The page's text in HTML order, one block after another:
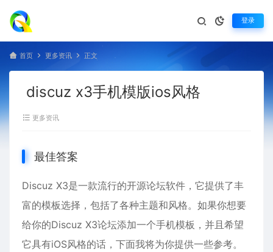
登录
首页 更多资讯 正文
discuz x3手机模版ios风格
更多资讯
最佳答案
Discuz X3是一款流行的开源论坛软件，它提供了丰
富的模板选择，包括了各种主题和风格。如果你想要
给你的Discuz X3论坛添加一个手机模板，并且希望
它具有iOS风格的话，下面我将为你提供一些参考。